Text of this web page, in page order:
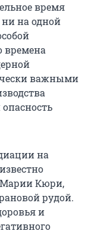
время
на одной
времена
важными
на
Марии Кюри,
рудой.
и